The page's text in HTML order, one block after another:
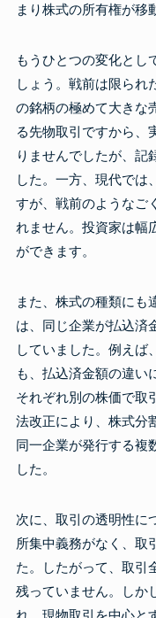
まり株式の所有権が移
もうひとつの変化とし
しょう。戦前は限られ
の銘柄の極めて大きな
る先物取引ですから、
りませんでしたが、記
した。一方、現代では
すが、戦前のようなご
れません。投資家は幅
ができます。
また、株式の種類にも
は、同じ企業が払込済
していました。例えば
も、払込済金額の違い
それぞれ別の株価で取
法改正により、株式分
同一企業が発行する複
した。
次に、取引の透明性に
所集中義務がなく、取
た。したがって、取引
残っていません。しか